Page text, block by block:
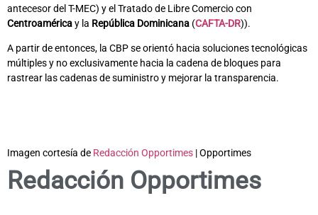
antecesor del T-MEC) y el Tratado de Libre Comercio con
Centroaméricay la República Dominicana (CAFTA-DR)).
A partir de entonces, la CBP se orientó hacia soluciones tecnológicas
múltiples y no exclusivamente hacia la cadena de bloques para
rastrear las cadenas de suministro y mejorar la transparencia.
Imagen cortesía de Redacción Opportimes | Opportimes
Redacción Opportimes